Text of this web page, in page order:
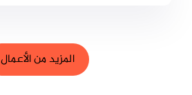
المزيد من الأعمال